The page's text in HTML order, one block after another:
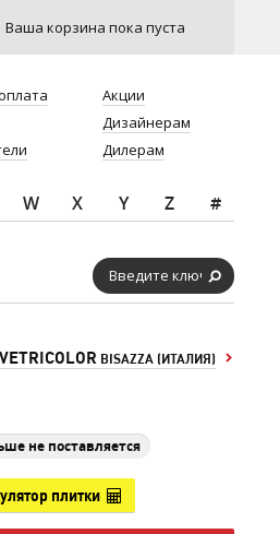
Ваша корзина пока пуста
Акции
Дизайнерам
Дилерам
W X Y Z #
VETRICOLOR BISAZZA (ИТАЛИЯ)
не поставляется
плитки